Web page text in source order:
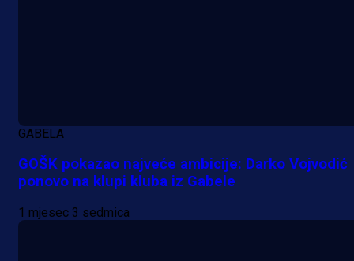
GABELA
GOŠK pokazao najveće ambicije: Darko Vojvodić
ponovo na klupi kluba iz Gabele
1 mjesec 3 sedmica